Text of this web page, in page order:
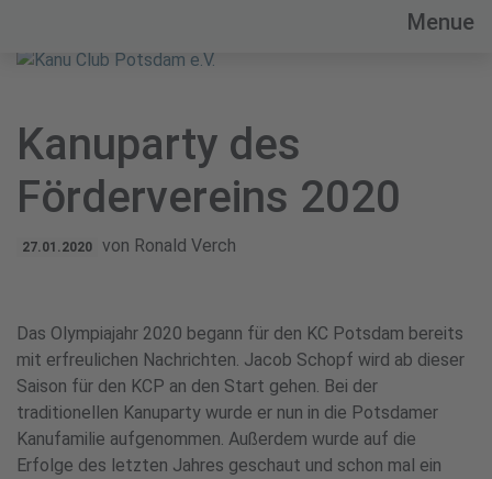
Menue
Kanuparty des
Fördervereins 2020
27.01.2020 von Ronald Verch
Das Olympiajahr 2020 begann für den KC Potsdam bereits
mit erfreulichen Nachrichten. Jacob Schopf wird ab dieser
Saison für den KCP an den Start gehen. Bei der
traditionellen Kanuparty wurde er nun in die Potsdamer
Kanufamilie aufgenommen. Außerdem wurde auf die
Erfolge des letzten Jahres geschaut und schon mal ein